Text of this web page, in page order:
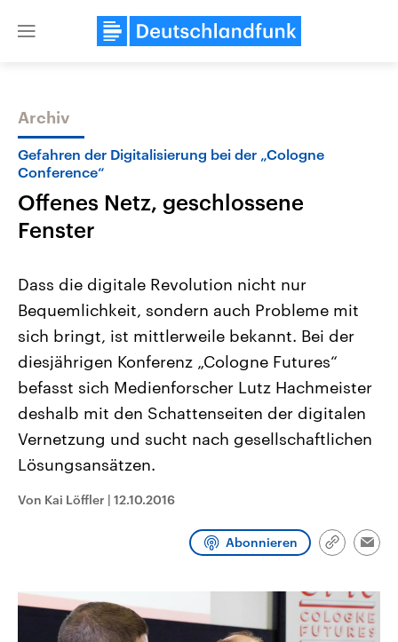
Close
Themen
Landtagswahl Sachsen-Anhalt
Alle Informationen
Sachsen-Anhalt wählt am 6.
September 2026 einen neuen
Landtag. Seit 2021 wird das
Bundesland von einer Koalition aus
CDU, SPD und FDP regiert.-
Umfragen, Prognosen,
Wahlprogramme, aktuelle Berichte
und Hintergründe zu den Parteien
und Kandidaten der anstehenden
USA
Hintergründe
gehören die Vereinigten
den mächtigsten Ländern
mit großem Einfluss auf
aktuelle Weltgeschehen.
Sendungen Programm Podcasts
Audio-Archiv
Archiv
Gefahren der Digitalisierung bei der „Cologne
Conference“
Offenes Netz, geschlossene
Fenster
Dass die digitale Revolution nicht nur
Bequemlichkeit, sondern auch Probleme mit
sich bringt, ist mittlerweile bekannt. Bei der
diesjährigen Konferenz „Cologne Futures“
befasst sich Medienforscher Lutz Hachmeister
deshalb mit den Schattenseiten der digitalen
Vernetzung und sucht nach gesellschaftlichen
Lösungsansätzen.
Von Kai Löffler | 12.10.2016
Abonnieren
Link